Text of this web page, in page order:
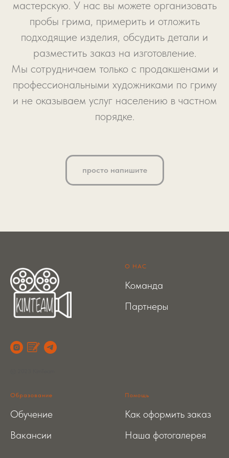
мастерскую. У нас вы можете организовать
пробы грима, примерить и отложить
подходящие изделия, обсудить детали и
разместить заказ на изготовление.
Мы сотрудничаем только с продакшенами и
профессиональными художниками по гриму
и не оказываем услуг населению в частном
порядке.
просто напишите
О НАС
Команда
Партнеры
Образование
Обучение
Вакансии
Помощь
Как оформить заказ
Наша фотогалерея